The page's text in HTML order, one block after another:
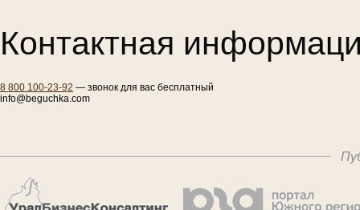
Контактная
8 800 100-23-92 — звонок для вас бесплатный
info@beguchka.com